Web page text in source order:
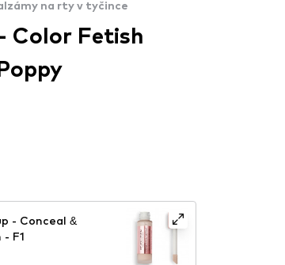
na rty v tyčince
Color Fetish
- Conceal &
F1